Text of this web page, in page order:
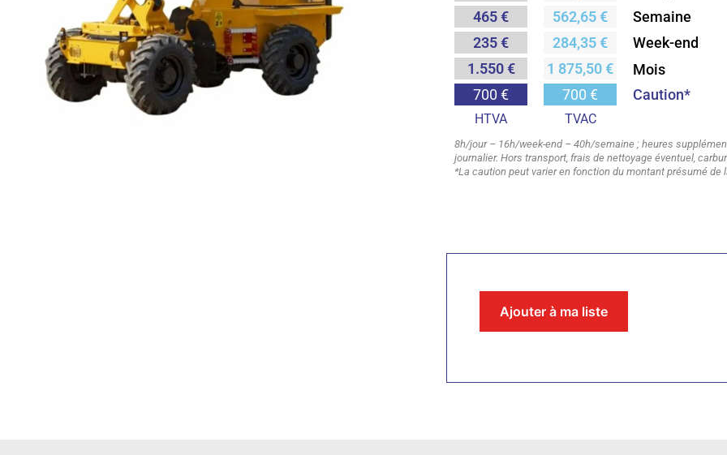
465 €
235 €
1.550 €
700 €
HTVA
562,65 €
284,35 €
1 875,50 €
700 €
TVAC
Semaine
Week-end
Mois
Caution*
8h/jour – 16h/week-end – 40h/semaine ; heures
journalier. Hors transport, frais de nettoyage éventuel,
*La caution peut varier en fonction du montant présumé de
Ajouter à ma liste